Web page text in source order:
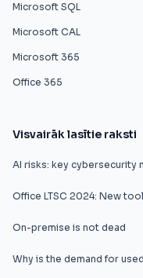
Microsoft SQL
Microsoft CAL
Microsoft 365
Office 365
Visvairāk lasītie raksti
AI risks: key cybersecurity
Office LTSC 2024: New
On-premise is not dead
Why is the demand for